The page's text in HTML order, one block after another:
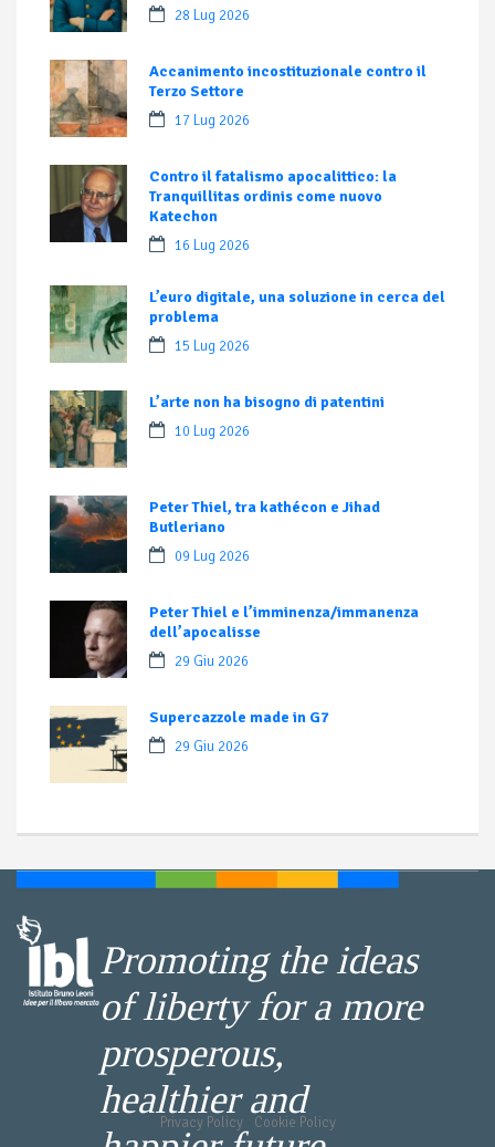
28 Lug 2026
Accanimento incostituzionale contro il
Terzo Settore
17 Lug 2026
Contro il fatalismo apocalittico: la
Tranquillitas ordinis come nuovo
Katechon
16 Lug 2026
L’euro digitale, una soluzione in cerca del
problema
15 Lug 2026
L’arte non ha bisogno di patentini
10 Lug 2026
Peter Thiel, tra kathécon e Jihad
Butleriano
09 Lug 2026
Peter Thiel e l’imminenza/immanenza
dell’apocalisse
29 Giu 2026
Supercazzole made in G7
29 Giu 2026
Promoting the ideas
of liberty for a more
prosperous,
healthier and
Privacy Policy- Cookie Policy